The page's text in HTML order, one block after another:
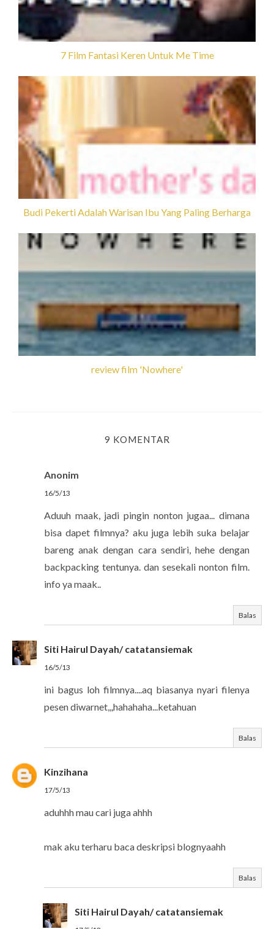
7 Film Fantasi Keren Untuk Me Time
Budi Pekerti Adalah Warisan Ibu Yang Paling Berharga
review film 'Nowhere'
9 KOMENTAR
Anonim
16/5/13
Aduuh maak, jadi pingin nonton jugaa... dimana
bisa dapet filmnya? aku juga lebih suka belajar
bareng anak dengan cara sendiri, hehe dengan
backpacking tentunya. dan sesekali nonton film.
info ya maak..
Balas
Siti Hairul Dayah/ catatansiemak
16/5/13
ini bagus loh filmnya....aq biasanya nyari filenya
pesen diwarnet,,,hahahaha...ketahuan
Balas
Kinzihana
17/5/13
aduhhh mau cari juga ahhh
mak aku terharu baca deskripsi blognyaahh
Balas
Siti Hairul Dayah/ catatansiemak